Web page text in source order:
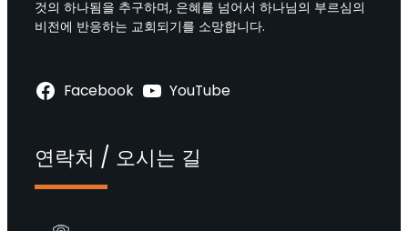
것의 하나됨을 추구하며, 은혜를 넘어서 하나님의 부르심의
비전에 반응하는 교회되기를 소망합니다.
Facebook YouTube
연락처 / 오시는 길